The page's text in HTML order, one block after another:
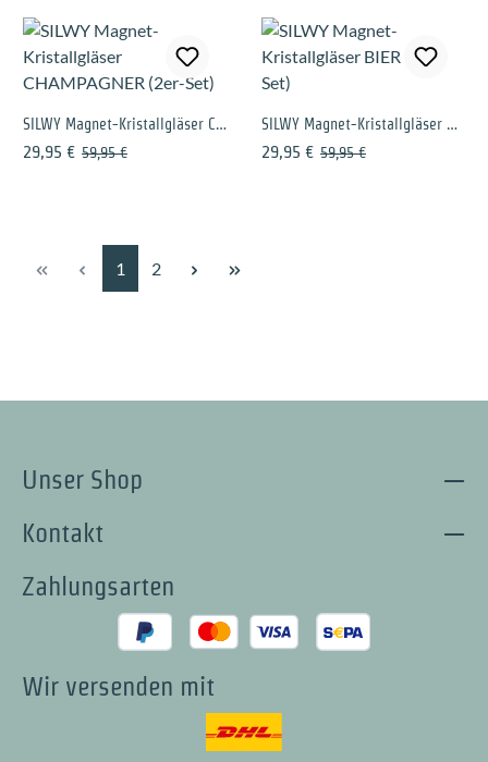
SILWY Magnet-Kristallgläser CHAMPAGNER (2er-Set)
Verkaufspreis:
29,95 € Regulärer Preis:
59,95 €
SILWY Magnet-Kristallgläser BIER (2er-Set)
Verkaufspreis:
29,95 € Regulärer Preis:
59,95 €
Seite
1 Seite
2
Unser Shop
Kontakt
Zahlungsarten
Wir versenden mit